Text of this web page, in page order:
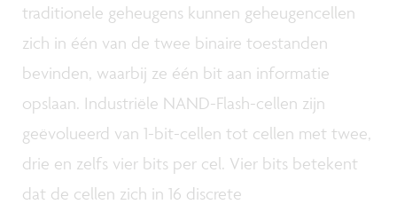
traditionele geheugens kunnen geheugencellen
zich in één van de twee binaire toestanden
bevinden, waarbij ze één bit aan informatie
opslaan. Industriële NAND-Flash-cellen zijn
geëvolueerd van 1-bit-cellen tot cellen met twee,
drie en zelfs vier bits per cel. Vier bits betekent
dat de cellen zich in 16 discrete